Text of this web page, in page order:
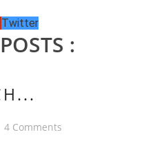
Twitter
:
4 Comments